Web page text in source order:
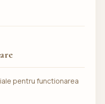
pentru functionarea